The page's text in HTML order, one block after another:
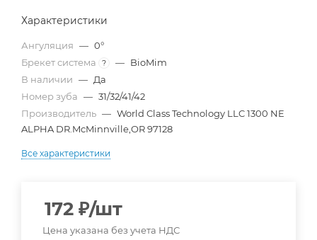
Характеристики
Ангуляция — 0°
Брекет система
? — BioMim
В наличии — Да
Номер зуба — 31/32/41/42
Производитель — World Class Technology LLC 1300 NE
ALPHA DR.McMinnville,OR 97128
Все характеристики
172 ₽/шт
Цена указана без учета НДС